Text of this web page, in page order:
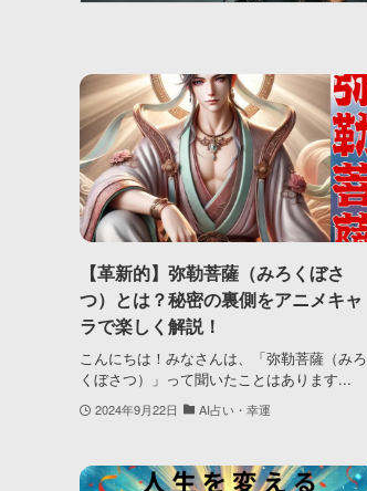
【革新的】弥勒菩薩（みろくぼさ
つ）とは？秘密の裏側をアニメキャ
ラで楽しく解説！
こんにちは！みなさんは、「弥勒菩薩（みろ
くぼさつ）」って聞いたことはあります...
2024年9月22日 AI占い・幸運